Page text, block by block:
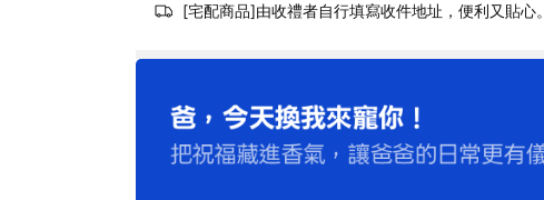
[宅配商品]由收禮者自行填寫收件地址，便利又貼心。